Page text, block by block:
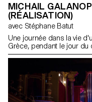
MICHAIL
(RÉALISATION)
avec Stéphane Batut
Une journée dans la vie
Grèce, pendant le jour du